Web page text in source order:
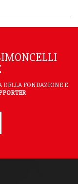
FONDAZIONE E